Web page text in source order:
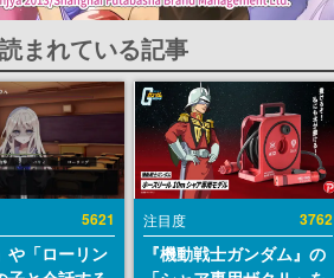
まれている記事
5621
や「ローリン
注目度 3762
『機動戦士ガンダム』の